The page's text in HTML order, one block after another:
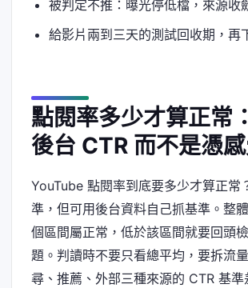
被判定不推：曝光停低檔，來源收
給影片兩到三天的測試回收期，再
點閱率多少才算正常
後台 CTR 而不是憑
YouTube 點閱率到底要多少才算正常
準，但可用後台資料自己抓基準。整
個區間屬正常，低於該區間就要回頭
題。判讀時不要只看總平均，要拆流
尋、推薦、外部三種來源的 CTR 基準